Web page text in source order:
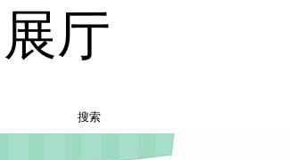
厅
搜索